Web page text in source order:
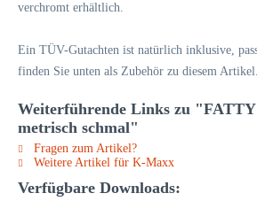
verchromt erhältlich.
Ein TÜV-Gutachten ist natürlich inklusive,
finden Sie unten als Zubehör zu diesem Artikel.
Weiterführende Links zu
metrisch schmal"
Fragen zum Artikel?
Weitere Artikel für K-Maxx
Verfügbare Downloads: